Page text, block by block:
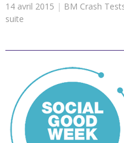
14 avril 2015 | BM Crash
suite